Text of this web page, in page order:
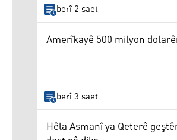
berî 2 saet
Amerîkayê 500 milyon
berî 3 saet
Hêla Asmanî ya Qeterê